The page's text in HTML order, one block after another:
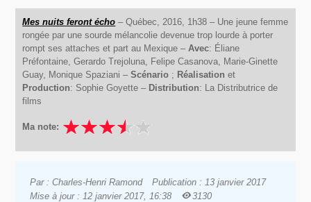
Mes nuits feront écho – Québec, 2016, 1h38 – Une jeune femme
rongée par une sourde mélancolie devenue trop lourde à porter
rompt ses attaches et part au Mexique – Avec: Éliane
Préfontaine, Gerardo Trejoluna, Felipe Casanova, Marie-Ginette
Guay, Monique Spaziani –Scénario ; Réalisation et
Production: Sophie Goyette – Distribution: La Distributrice de
films
Ma note:
Par : Charles-Henri Ramond
Publication : 13 janvier 2017
Mise à jour : 12 janvier 2017, 16:38
3130